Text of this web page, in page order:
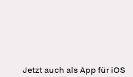
Jetzt auch als App für iOS